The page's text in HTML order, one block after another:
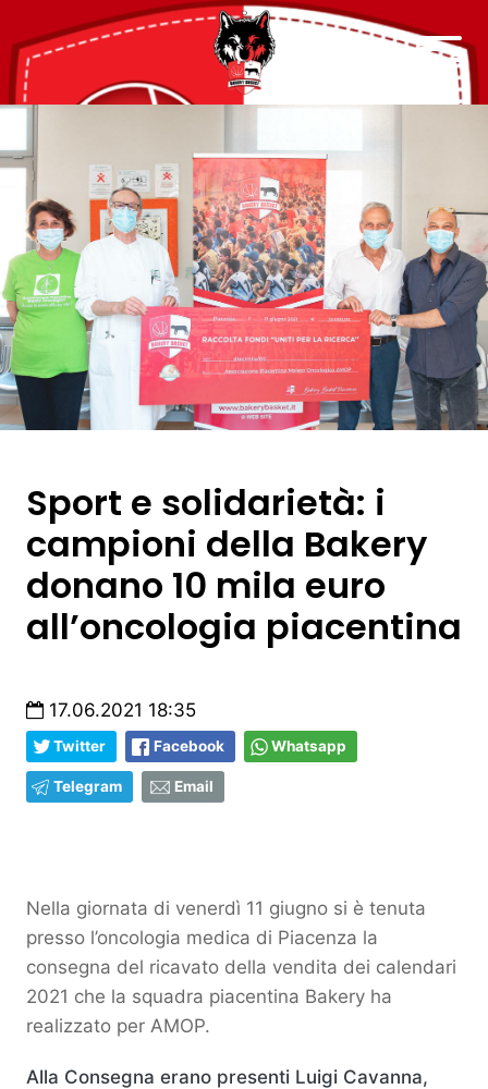
Sport e solidarietà: i
campioni della Bakery
donano 10 mila euro
all’oncologia piacentina
17.06.2021 18:35
Twitter Facebook Whatsapp
Telegram Email
Nella giornata di venerdì 11 giugno si è tenuta
presso l’oncologia medica di Piacenza la
consegna del ricavato della vendita dei calendari
2021 che la squadra piacentina Bakery ha
realizzato per AMOP.
Alla Consegna erano presenti Luigi Cavanna,